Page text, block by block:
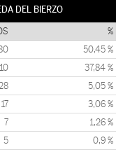
DEL BIERZO
%
50,45 %
37,84 %
5,05 %
17 3,06 %
7 1,26 %
5 0,9 %